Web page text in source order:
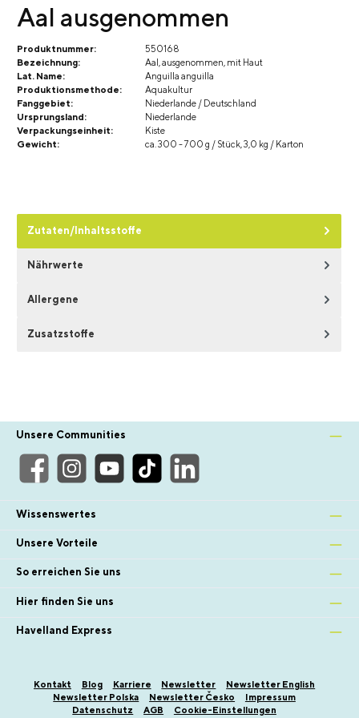
Aal ausgenommen
Produktnummer:
550168
Bezeichnung:
Aal, ausgenommen, mit Haut
Lat. Name:
Anguilla anguilla
Produktionsmethode:
Aquakultur
Fanggebiet:
Niederlande / Deutschland
Ursprungsland:
Niederlande
Verpackungseinheit:
Kiste
Gewicht:
ca. 300 - 700 g / Stück, 3,0 kg / Karton
Zutaten/Inhaltsstoffe
Nährwerte
Allergene
Zusatzstoffe
Unsere Communities
Wissenswertes
Unsere Vorteile
So erreichen Sie uns
Hier finden Sie uns
Havelland Express
Kontakt Blog Karriere Newsletter
Newsletter English
Newsletter Polska
Newsletter Česko
Impressum
Datenschutz
AGB
Cookie-Einstellungen